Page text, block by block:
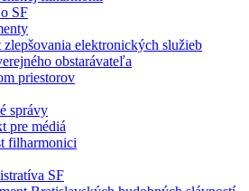
SF
zlepšovania elektronických služieb
obstarávateľa
priestorov
správy
pre médiá
filharmonici
SF